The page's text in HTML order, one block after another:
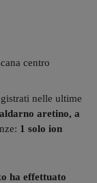
centro
nelle ultime
aretino, a
1 solo ion
ha effettuato